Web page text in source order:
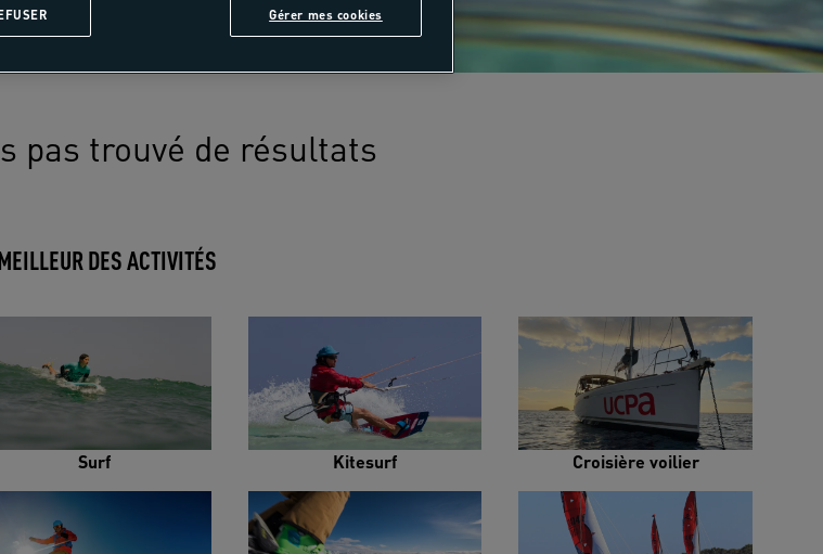
pas trouvé de résultats
DES ACTIVITÉS
Surf Kitesurf Croisière voilier
Gérer mes cookies